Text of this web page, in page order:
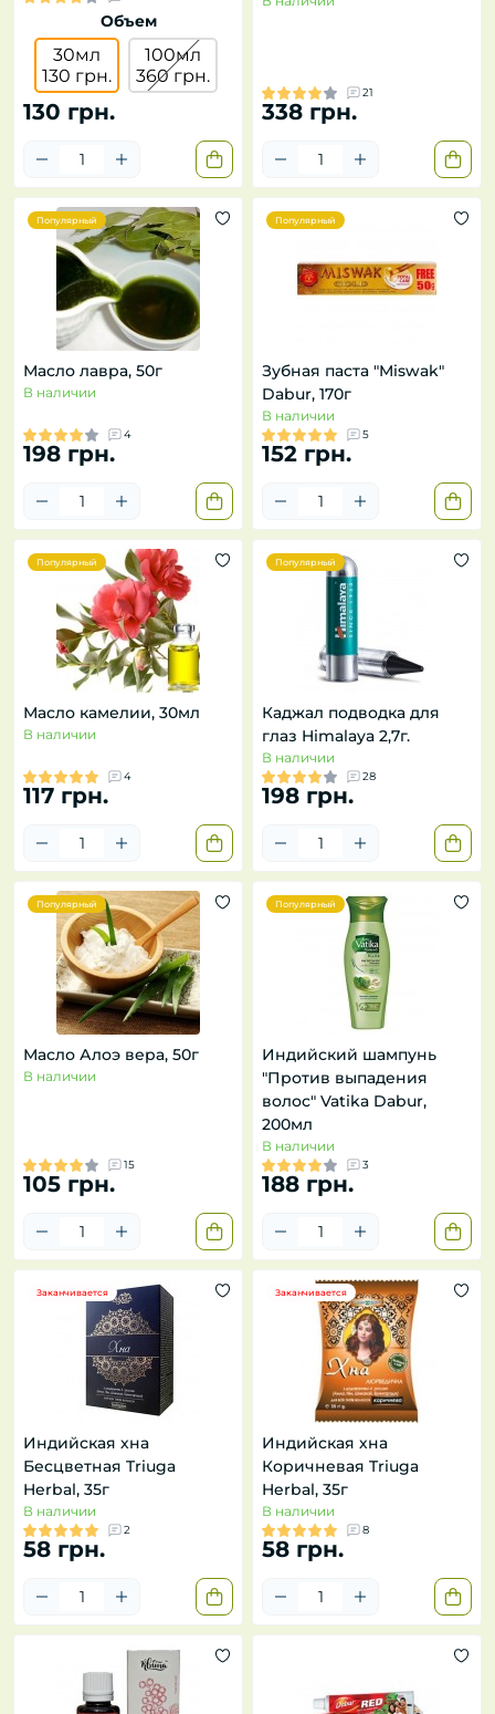
Объем
30мл
130 грн.
100мл
360 грн.
130 грн.
21
338 грн.
Популярный
Масло лавра, 50г
В наличии
4
198 грн.
Популярный
Зубная паста "Miswak"
Dabur, 170г
В наличии
5
152 грн.
Популярный
Масло камелии, 30мл
В наличии
4
117 грн.
Популярный
Каджал подводка для
глаз Himalaya 2,7г.
В наличии
28
198 грн.
Популярный
Масло Алоэ вера, 50г
В наличии
15
105 грн.
Популярный
Индийский шампунь
"Против выпадения
волос" Vatika Dabur,
200мл
В наличии
3
188 грн.
Заканчивается
Индийская хна
Бесцветная Triuga
Herbal, 35г
В наличии
2
58 грн.
Заканчивается
Индийская хна
Коричневая Triuga
Herbal, 35г
В наличии
8
58 грн.